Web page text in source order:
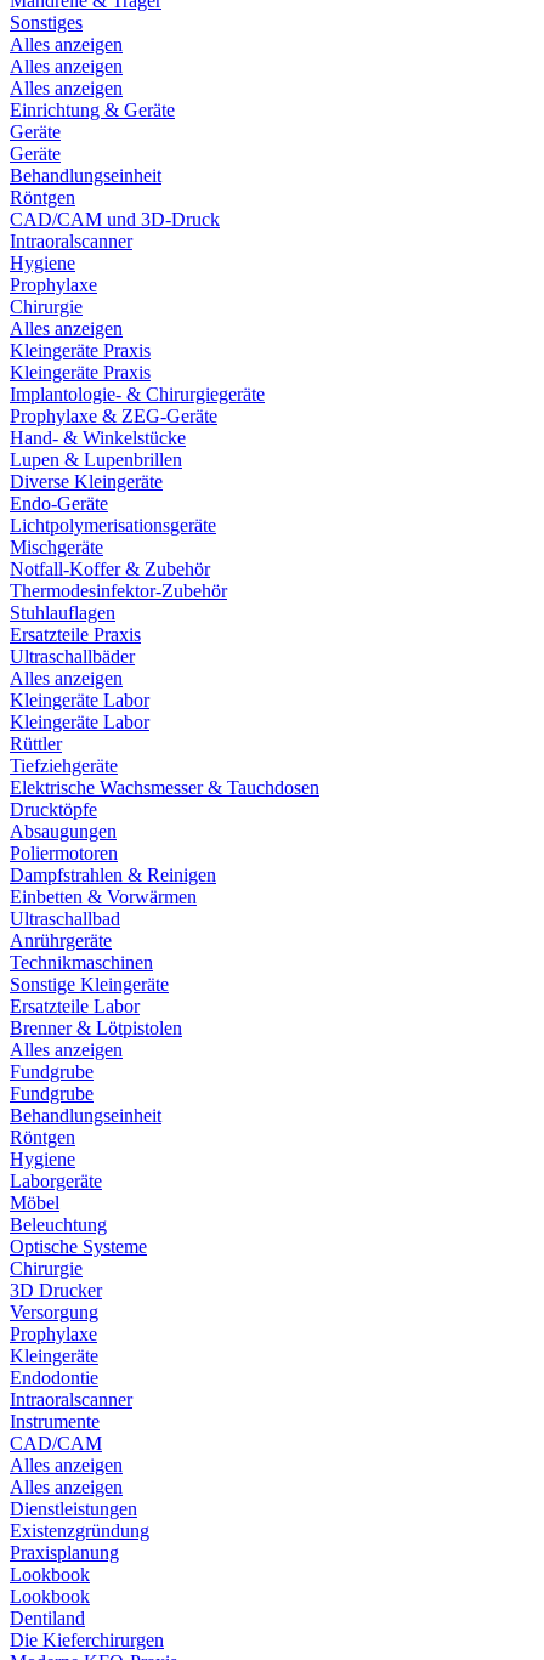
Sonstiges
Alles anzeigen
Alles anzeigen
Alles anzeigen
Einrichtung & Geräte
Geräte
Geräte
Behandlungseinheit
Röntgen
CAD/CAM und 3D-Druck
Intraoralscanner
Hygiene
Prophylaxe
Chirurgie
Alles anzeigen
Kleingeräte Praxis
Kleingeräte Praxis
Implantologie- & Chirurgiegeräte
Prophylaxe & ZEG-Geräte
Hand- & Winkelstücke
Lupen & Lupenbrillen
Diverse Kleingeräte
Endo-Geräte
Lichtpolymerisationsgeräte
Mischgeräte
Notfall-Koffer & Zubehör
Thermodesinfektor-Zubehör
Stuhlauflagen
Ersatzteile Praxis
Ultraschallbäder
Alles anzeigen
Kleingeräte Labor
Kleingeräte Labor
Rüttler
Tiefziehgeräte
Elektrische Wachsmesser & Tauchdosen
Drucktöpfe
Absaugungen
Poliermotoren
Dampfstrahlen & Reinigen
Einbetten & Vorwärmen
Ultraschallbad
Anrührgeräte
Technikmaschinen
Sonstige Kleingeräte
Ersatzteile Labor
Brenner & Lötpistolen
Alles anzeigen
Fundgrube
Fundgrube
Behandlungseinheit
Röntgen
Hygiene
Laborgeräte
Möbel
Beleuchtung
Optische Systeme
Chirurgie
3D Drucker
Versorgung
Prophylaxe
Kleingeräte
Endodontie
Intraoralscanner
Instrumente
CAD/CAM
Alles anzeigen
Alles anzeigen
Dienstleistungen
Existenzgründung
Praxisplanung
Lookbook
Lookbook
Dentiland
Die Kieferchirurgen